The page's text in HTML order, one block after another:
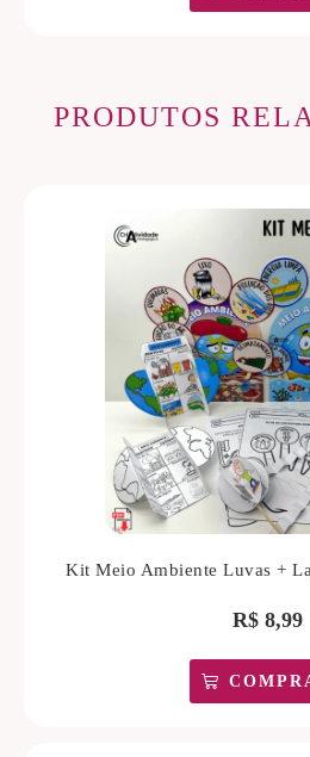
PRODUTOS
Kit Meio Ambiente Luvas +
R$8,99